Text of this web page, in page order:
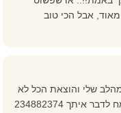
אבל הכי טוב
שלי והוצאת הכל לא
יכלתי לעצור את הדמעות שזלגו,,, אשמח לדבר איתך 234882374